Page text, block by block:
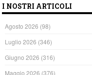
I NOSTRI ARTICOLI
Agosto 2026 (98)
Luglio 2026 (346)
Giugno 2026 (316)
Maggio 2026 (376)